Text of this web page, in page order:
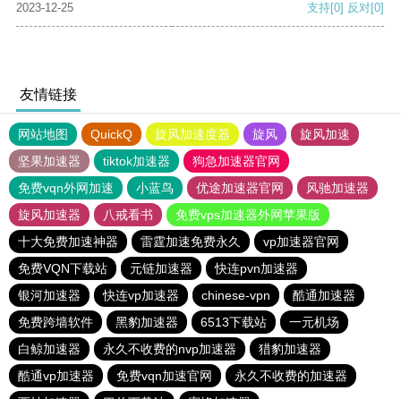
2023-12-25 支持[0] 反对[0]
友情链接
网站地图 QuickQ 旋风加速度器 旋风
旋风加速
坚果加速器
tiktok加速器
狗急加速器官网
免费vqn外网加速
小蓝鸟 优途加速器官网
风驰加速器
旋风加速器
八戒看书
免费vps加速器外网苹果版
十大免费加速神器
雷霆加速免费永久
vp加速器官网
免费VQN下载站
元链加速器
快连pvn加速器
银河加速器
快连vp加速器 chinese-vpn
酷通加速器
免费跨墙软件
黑豹加速器 6513下载站
一元机场
白鲸加速器
永久不收费的nvp加速器
猎豹加速器
酷通vp加速器
免费vqn加速官网
永久不收费的加速器